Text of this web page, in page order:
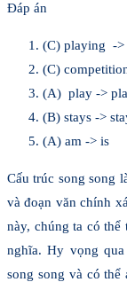
Đáp án
(C) playing ->
(C)
(A) play ->
(B) stays ->
(A) am -> is
Cấu trúc song song
và đoạn văn chính
này, chúng ta có
nghĩa. Hy vọng
song song và có